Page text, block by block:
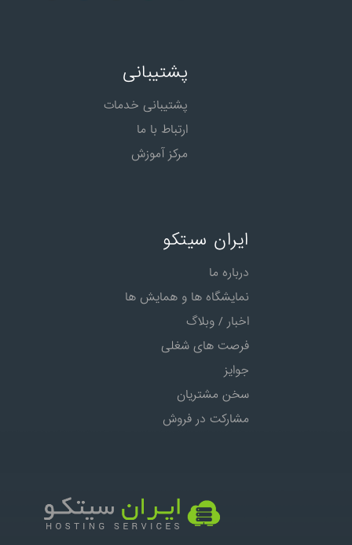
پشتیبانی
پشتیبانی خدمات
ارتباط با ما
مرکز آموزش
ایران سیتکو
درباره ما
نمایشگاه ها و همایش ها
اخبار / وبلاگ
فرصت های شغلی
جوایز
سخن مشتریان
مشارکت در فروش